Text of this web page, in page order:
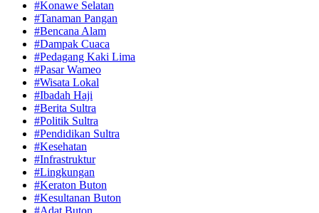
#Konawe Selatan
#Tanaman Pangan
#Bencana Alam
#Dampak Cuaca
#Pedagang Kaki Lima
#Pasar Wameo
#Wisata Lokal
#Ibadah Haji
#Berita Sultra
#Politik Sultra
#Pendidikan Sultra
#Kesehatan
#Infrastruktur
#Lingkungan
#Keraton Buton
#Kesultanan Buton
#Adat Buton